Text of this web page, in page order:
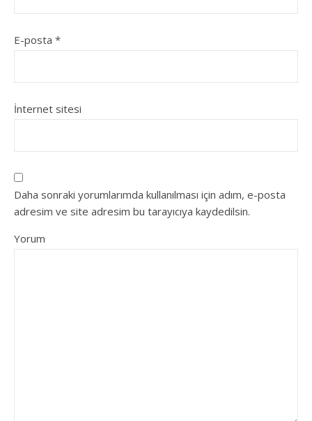
E-posta *
İnternet sitesi
Daha sonraki yorumlarımda kullanılması için adım, e-posta
adresim ve site adresim bu tarayıcıya kaydedilsin.
Yorum